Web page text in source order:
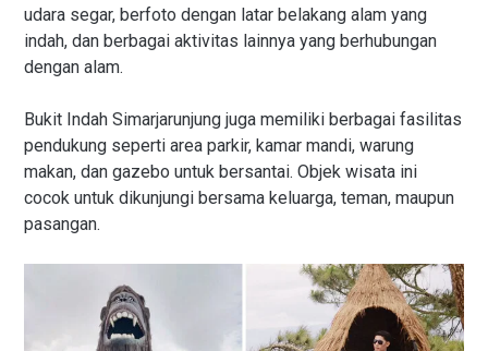
udara segar, berfoto dengan latar belakang alam yang
indah, dan berbagai aktivitas lainnya yang berhubungan
dengan alam.
Bukit Indah Simarjarunjung juga memiliki berbagai fasilitas
pendukung seperti area parkir, kamar mandi, warung
makan, dan gazebo untuk bersantai. Objek wisata ini
cocok untuk dikunjungi bersama keluarga, teman, maupun
pasangan.